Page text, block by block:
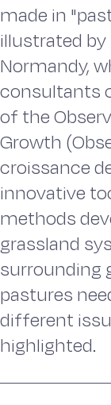
made in
illustrated
Normandy,
consultants
of the
Growth
croissance
innovative
methods
grassland
surrounding
pastures
different
highlighted.